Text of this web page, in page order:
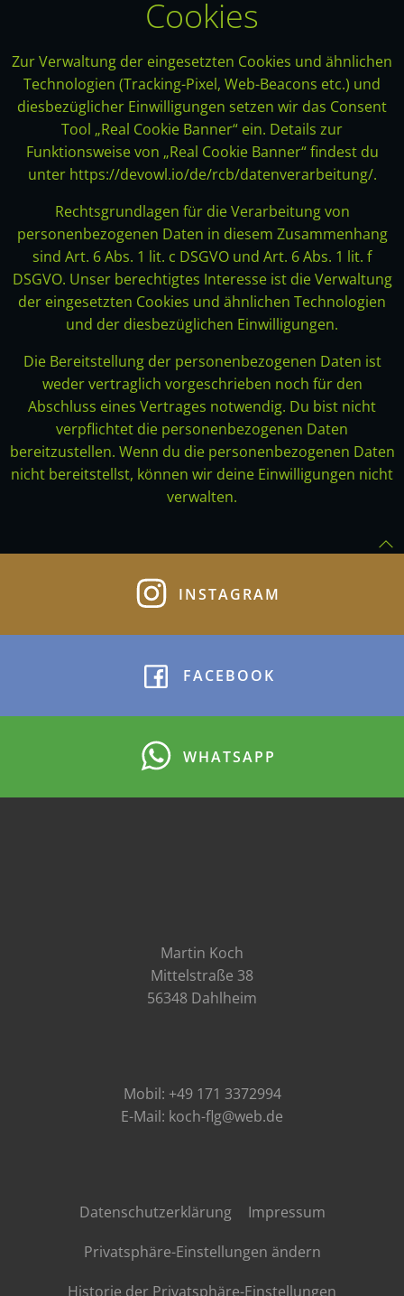
Cookies
Zur Verwaltung der eingesetzten Cookies und ähnlichen
Technologien (Tracking-Pixel, Web-Beacons etc.) und
diesbezüglicher Einwilligungen setzen wir das Consent
Tool „Real Cookie Banner“ ein. Details zur
Funktionsweise von „Real Cookie Banner“ findest du
unter https://devowl.io/de/rcb/datenverarbeitung/.
Rechtsgrundlagen für die Verarbeitung von
personenbezogenen Daten in diesem Zusammenhang
sind Art. 6 Abs. 1 lit. c DSGVO und Art. 6 Abs. 1 lit. f
DSGVO. Unser berechtigtes Interesse ist die Verwaltung
der eingesetzten Cookies und ähnlichen Technologien
und der diesbezüglichen Einwilligungen.
Die Bereitstellung der personenbezogenen Daten ist
weder vertraglich vorgeschrieben noch für den
Abschluss eines Vertrages notwendig. Du bist nicht
verpflichtet die personenbezogenen Daten
bereitzustellen. Wenn du die personenbezogenen Daten
nicht bereitstellst, können wir deine Einwilligungen nicht
verwalten.
INSTAGRAM
FACEBOOK
WHATSAPP
Martin Koch
Mittelstraße 38
56348 Dahlheim
Mobil: +49 171 3372994
E-Mail: koch-flg@web.de
Datenschutzerklärung
Impressum
Privatsphäre-Einstellungen ändern
Historie der Privatsphäre-Einstellungen